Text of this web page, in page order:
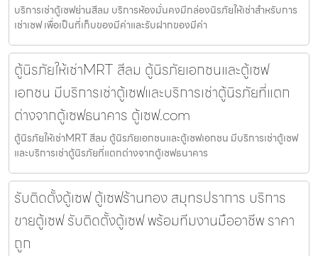
บริการเช่าตู้เซฟย่านสีลม บริการห้องมั่นคงมีกล่องนิรภัยให้เช่าสำหรับการ
เช่าเซฟ เพื่อเป็นที่เก็บของมีค่าและรับฝากของมีค่า
ตู้นิรภัยให้เช่าMRT สีลม ตู้นิรภัยเอกชนและตู้เซฟ
เอกชน มีบริการเช่าตู้เซฟและบริการเช่าตู้นิรภัยที่แตก
ต่างจากตู้เซฟธนาคาร ตู้เซฟ.com
ตู้นิรภัยให้เช่าMRT สีลม ตู้นิรภัยเอกชนและตู้เซฟเอกชน มีบริการเช่าตู้เซฟ
และบริการเช่าตู้นิรภัยที่แตกต่างจากตู้เซฟธนาคาร
รับติดตั้งตู้เซฟ ตู้เซฟร้านทอง สมุทรปราการ บริการ
ขายตู้เซฟ รับติดตั้งตู้เซฟ พร้อมทีมงานมืออาชีพ ราคา
ถูก